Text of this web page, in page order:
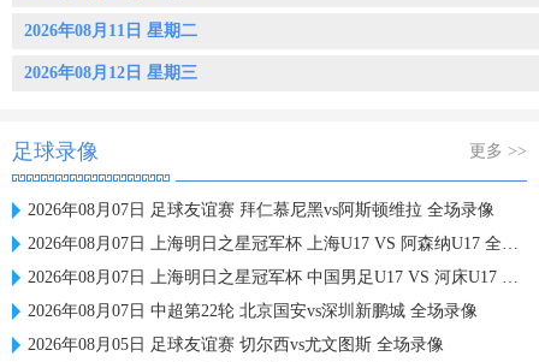
2026年08月11日 星期二
2026年08月12日 星期三
足球录像 更多 >>
2026年08月07日 足球友谊赛 拜仁慕尼黑vs阿斯顿维拉 全场录像
2026年08月07日 上海明日之星冠军杯 上海U17 VS 阿森纳U17 全场录像
2026年08月07日 上海明日之星冠军杯 中国男足U17 VS 河床U17 全场录像
2026年08月07日 中超第22轮 北京国安vs深圳新鹏城 全场录像
2026年08月05日 足球友谊赛 切尔西vs尤文图斯 全场录像